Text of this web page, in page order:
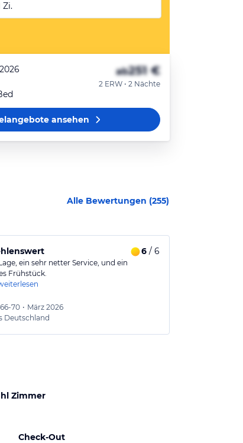
Zi.
ab251 €
2 ERW • 2 Nächte
ansehen
Alle Bewertungen (255)
6/ 6
ein sehr netter Service, und ein
Frühstück.
66-70 • März 2026
Deutschland
Zimmer
Check-Out